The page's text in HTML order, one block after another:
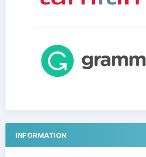
INFORMATION